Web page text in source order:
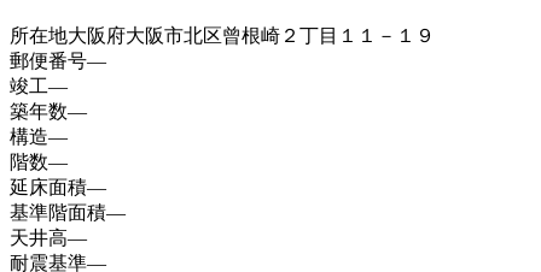
所在地大阪府大阪市北区曾根崎２丁目１１－１９
郵便番号—
竣工—
築年数—
構造—
階数—
延床面積—
基準階面積—
天井高—
耐震基準—